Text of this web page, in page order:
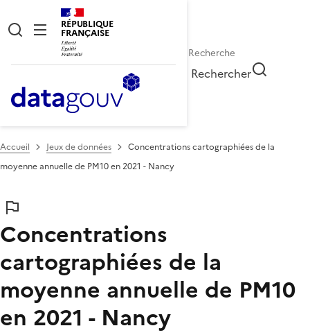
RÉPUBLIQUE
FRANÇAISE
Rechercher
Accueil Jeux de données
Concentrations cartographiées de la
moyenne annuelle de PM10 en 2021 - Nancy
Concentrations
cartographiées de la
moyenne annuelle de PM10
en 2021 - Nancy